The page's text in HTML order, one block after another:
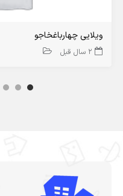
ویلایی چهارباغخاجو
2 سال قبل